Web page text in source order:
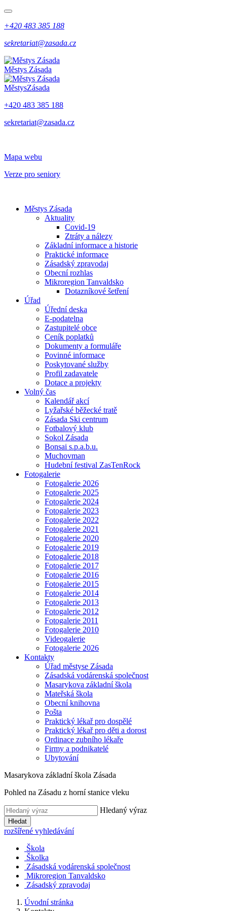
+420 483 385 188
sekretariat@zasada.cz
Městys Zásada
MěstysZásada
+420 483 385 188
sekretariat@zasada.cz
Mapa webu
Verze pro seniory
Městys Zásada
Aktuality
Covid-19
Ztráty a nálezy
Základní informace a historie
Praktické informace
Zásadský zpravodaj
Obecní rozhlas
Mikroregion Tanvaldsko
Dotazníkové šetření
Úřad
Úřední deska
E-podatelna
Zastupitelé obce
Ceník poplatků
Dokumenty a formuláře
Povinné informace
Poskytované služby
Profil zadavatele
Dotace a projekty
Volný čas
Kalendář akcí
Lyžařské běžecké tratě
Zásada Ski centrum
Fotbalový klub
Sokol Zásada
Bonsai s.p.a.b.u.
Muchovman
Hudební festival ZasTenRock
Fotogalerie
Fotogalerie 2026
Fotogalerie 2025
Fotogalerie 2024
Fotogalerie 2023
Fotogalerie 2022
Fotogalerie 2021
Fotogalerie 2020
Fotogalerie 2019
Fotogalerie 2018
Fotogalerie 2017
Fotogalerie 2016
Fotogalerie 2015
Fotogalerie 2014
Fotogalerie 2013
Fotogalerie 2012
Fotogalerie 2011
Fotogalerie 2010
Videogalerie
Fotogalerie 2026
Kontakty
Úřad městyse Zásada
Zásadská vodárenská společnost
Masarykova základní škola
Mateřská škola
Obecní knihovna
Pošta
Praktický lékař pro dospělé
Praktický lékař pro děti a dorost
Ordinace zubního lékaře
Firmy a podnikatelé
Ubytování
Masarykova základní škola Zásada
Pohled na Zásadu z horní stanice vleku
Hledaný výraz
Hledat
rozšířené vyhledávání
Škola
Školka
Zásadská vodárenská společnost
Mikroregion Tanvaldsko
Zásadský zpravodaj
Úvodní stránka